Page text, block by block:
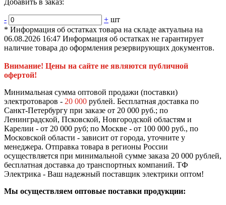
Добавить в заказ:
- + шт
* Информация об остатках товара на складе актуальна на
06.08.2026 16:47 Информация об остатках не гарантирует
наличие товара до оформления резервирующих документов.
Внимание! Цены на сайте не являются публичной
офертой!
Минимальная сумма оптовой продажи (поставки)
электротоваров - 20 000 рублей. Бесплатная доставка по
Санкт-Петербургу при заказе от 20 000 руб.; по
Ленинградской, Псковской, Новгородской областям и
Карелии - от 20 000 руб; по Москве - от 100 000 руб., по
Московской области - зависит от города, уточните у
менеджера. Отправка товара в регионы России
осуществляется при минимальной сумме заказа 20 000 рублей,
бесплатная доставка до транспортных компаний. ТФ
Электрика - Ваш надежный поставщик электрики оптом!
Мы осуществляем оптовые поставки продукции: